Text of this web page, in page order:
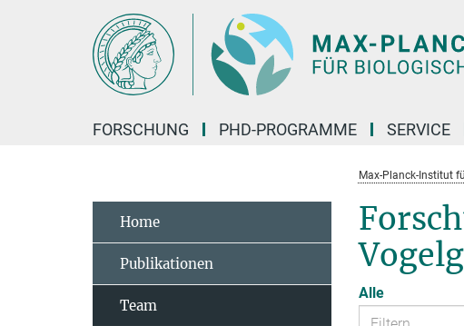
FORSCHUNG PHD-PROGRAMME SERVICE
Max-Planck-Institut
Alle
Home
Publikationen
Team